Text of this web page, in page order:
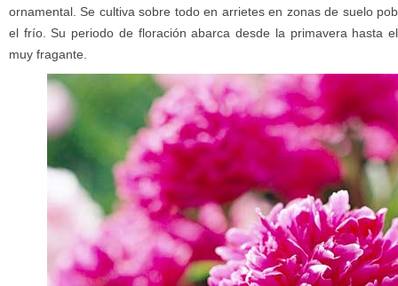
ornamental. Se cultiva sobre todo en arrietes en zonas de suelo
el frío. Su periodo de floración abarca desde la primavera hasta
muy fragante.